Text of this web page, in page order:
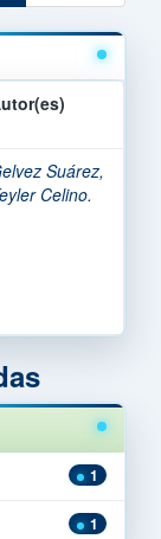
Suárez,
Celino.
1
1